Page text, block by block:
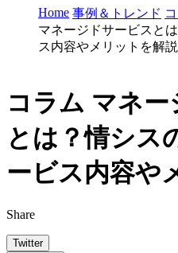
Home 事例＆トレンド
マネージドサービスと
ス内容やメリットを解説
コラム マネー
とは？情シス
ービス内容や
Share
Twitter